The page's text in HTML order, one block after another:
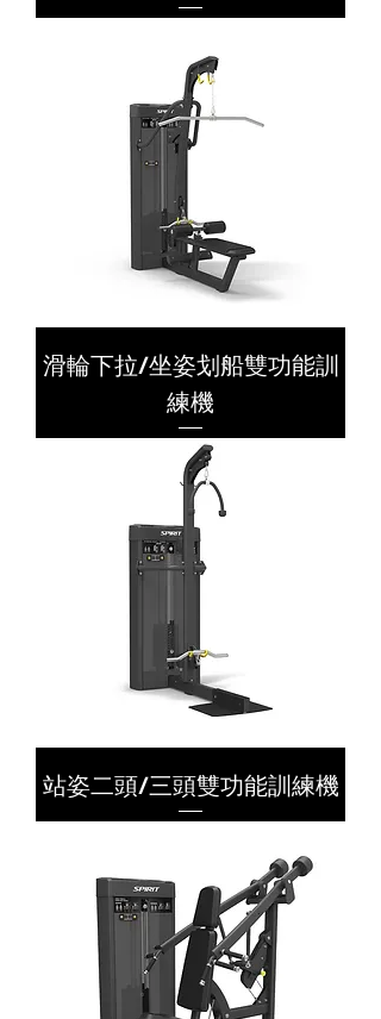
滑輪下拉/坐姿划船雙功能訓
練機
站姿二頭/三頭雙功能訓練機